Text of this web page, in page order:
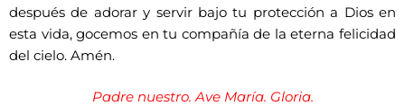
después de adorar y servir bajo tu protección a Dios en
esta vida, gocemos en tu compañía de la eterna felicidad
del cielo. Amén.
Padre nuestro. Ave María. Gloria.